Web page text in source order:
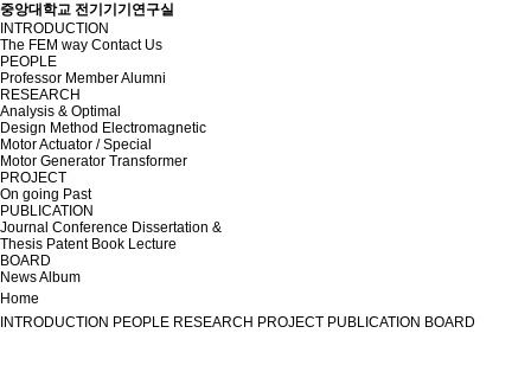
중앙대학교 전기기기연구실
INTRODUCTION
The FEM way Contact Us
PEOPLE
Professor MemberAlumni
RESEARCH
Analysis & Optimal
Design Method Electromagnetic
MotorActuator / Special
Motor Generator Transformer
PROJECT
On going Past
PUBLICATION
Journal Conference Dissertation &
Thesis Patent Book Lecture
BOARD
NewsAlbum
Home
INTRODUCTION PEOPLE RESEARCH PROJECT PUBLICATION BOARD